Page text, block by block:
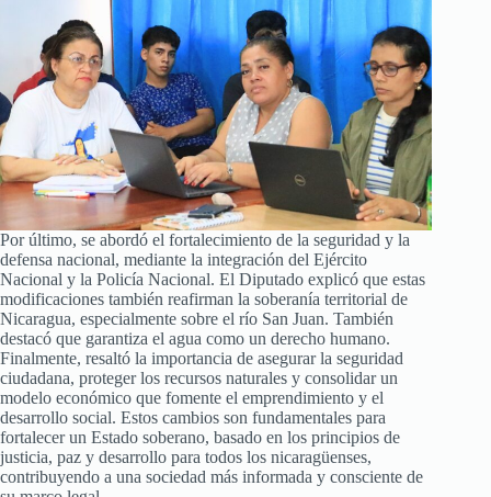
Por último, se abordó el fortalecimiento de la seguridad y la
defensa nacional, mediante la integración del Ejército
Nacional y la Policía Nacional. El Diputado explicó que estas
modificaciones también reafirman la soberanía territorial de
Nicaragua, especialmente sobre el río San Juan. También
destacó que garantiza el agua como un derecho humano.
Finalmente, resaltó la importancia de asegurar la seguridad
ciudadana, proteger los recursos naturales y consolidar un
modelo económico que fomente el emprendimiento y el
desarrollo social. Estos cambios son fundamentales para
fortalecer un Estado soberano, basado en los principios de
justicia, paz y desarrollo para todos los nicaragüenses,
contribuyendo a una sociedad más informada y consciente de